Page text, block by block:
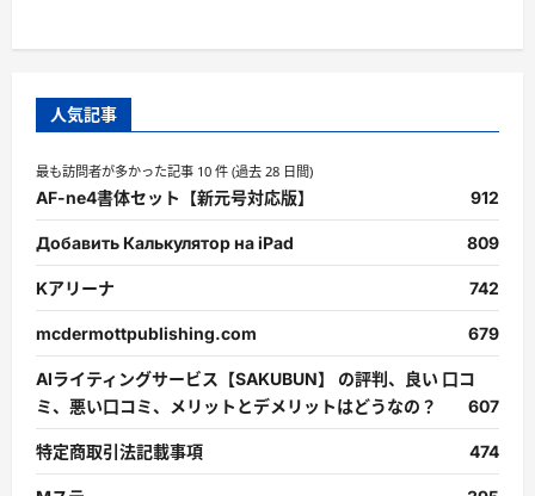
人気記事
最も訪問者が多かった記事 10 件 (過去 28 日間)
AF-ne4書体セット【新元号対応版】 912
Добавить Калькулятор на iPad 809
Kアリーナ 742
mcdermottpublishing.com 679
AIライティングサービス【SAKUBUN】 の評判、良い 口コ
ミ、悪い口コミ、メリットとデメリットはどうなの？
607
特定商取引法記載事項 474